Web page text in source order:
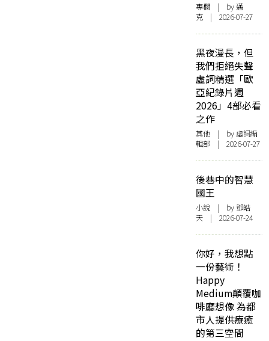
專欄 | by邁
克 | 2026-07-27
黑夜漫長，但
我們拒絕失聲
虛詞精選「歐
亞紀錄片週
2026」4部必看
之作
其他 | by 虛詞編
輯部 | 2026-07-27
後巷中的智慧
國王
小說 | by 鄧皓
天 | 2026-07-24
你好，我想點
一份藝術！
Happy
Medium顛覆咖
啡廳想像 為都
市人提供療癒
的第三空間